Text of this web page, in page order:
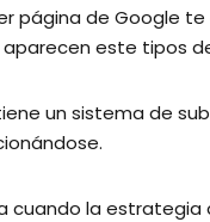
página de Google
este tipos
un sistema de
cuando la